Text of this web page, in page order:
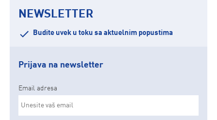
NEWSLETTER
Budite uvek u toku sa aktuelnim popustima
Prijava na newsletter
Email adresa